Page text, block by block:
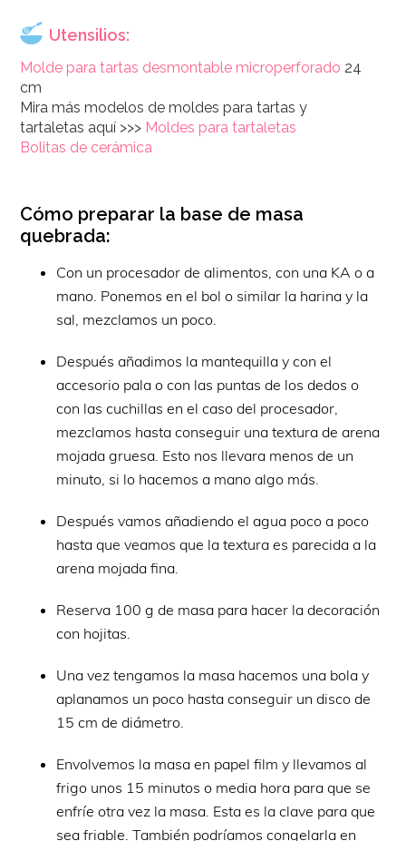
Utensilios:
Molde para tartas desmontable microperforado 24
cm
Mira más modelos de moldes para tartas y
tartaletas aquí >>> Moldes para tartaletas
Bolitas de cerámica
Cómo preparar la base de masa
quebrada:
Con un procesador de alimentos, con una KA o a
mano. Ponemos en el bol o similar la harina y la
sal, mezclamos un poco.
Después añadimos la mantequilla y con el
accesorio pala o con las puntas de los dedos o
con las cuchillas en el caso del procesador,
mezclamos hasta conseguir una textura de arena
mojada gruesa. Esto nos llevara menos de un
minuto, si lo hacemos a mano algo más.
Después vamos añadiendo el agua poco a poco
hasta que veamos que la textura es parecida a la
arena mojada fina.
Reserva 100 g de masa para hacer la decoración
con hojitas.
Una vez tengamos la masa hacemos una bola y
aplanamos un poco hasta conseguir un disco de
15 cm de diámetro.
Envolvemos la masa en papel film y llevamos al
frigo unos 15 minutos o media hora para que se
enfríe otra vez la masa. Esta es la clave para que
sea friable. También podríamos congelarla en